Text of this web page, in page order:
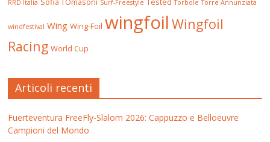
RRD Italia Surf-Freestyle Torbole Torre Annunziata
windfestival Wing Wing-Foil wingfoil Wingfoil
Racing World Cup
Articoli recenti
Fuerteventura FreeFly-Slalom 2026: Cappuzzo e Belloeuvre
Campioni del Mondo